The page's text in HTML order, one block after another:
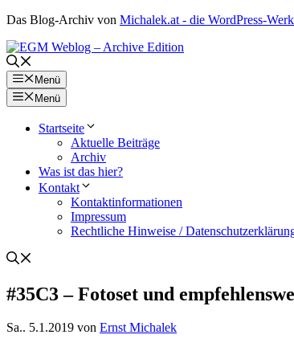
Zum
springen
Das Blog-Archiv von Michalek.at - die WordPress-
Menü
Menü
Startseite
Aktuelle Beiträge
Archiv
Was ist das hier?
Kontakt
Kontaktinformationen
Impressum
Rechtliche Hinweise /
#35C3 – Fotoset und
Sa.. 5.1.2019 von Ernst Michalek